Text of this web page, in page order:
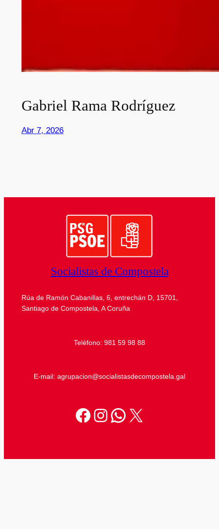
Gabriel Rama Rodríguez
Abr 7, 2026
Socialistas de Compostela
Rúa de Ramón Cabanillas, 6, entrechán D, 15701,
Santiago de Compostela, A Coruña
Teléfono: 981 59 98 88
E-mail: agrupacion@socialistasdecompostela.gal
Facebook
Instagram
WhatsApp
X